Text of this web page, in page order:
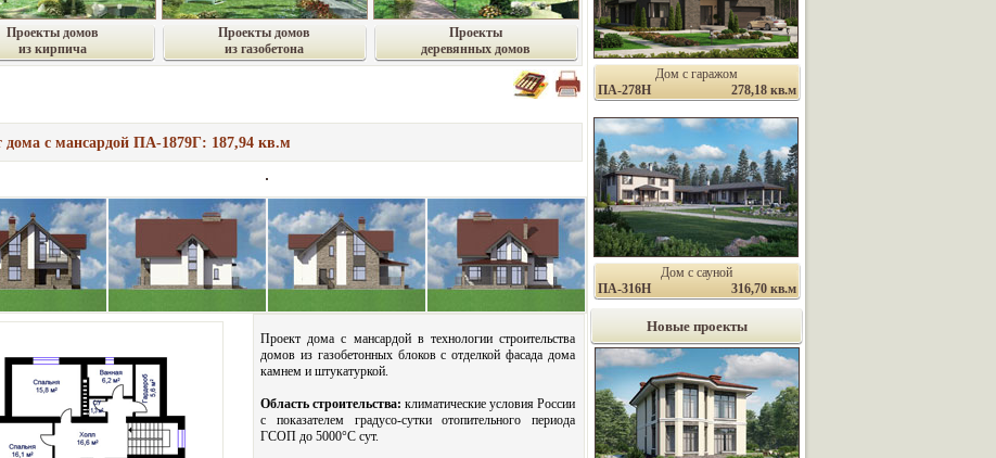
Проекты домов
из кирпича
Проекты домов
из газобетона
Проекты
деревянных домов
дома с мансардой ПА-1879Г: 187,94 кв.м
Проект дома с мансардой в технологии строительства
домов из газобетонных блоков с отделкой фасада дома
камнем и штукатуркой.
Область строительства: климатические условия России
с показателем градусо-сутки отопительного периода
ГСОП до 5000°С сут.
Дом с гаражом
ПА-278Н
278,18 кв.м
Дом с сауной
ПА-316Н
316,70 кв.м
Новые проекты